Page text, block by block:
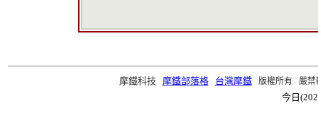
摩鐵科技 摩鐵部落格 台灣摩鐵版權所有 嚴禁
今日